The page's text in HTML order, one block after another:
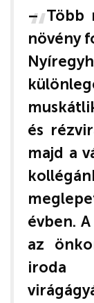
– Több
növény
és
majd a
évben.
az